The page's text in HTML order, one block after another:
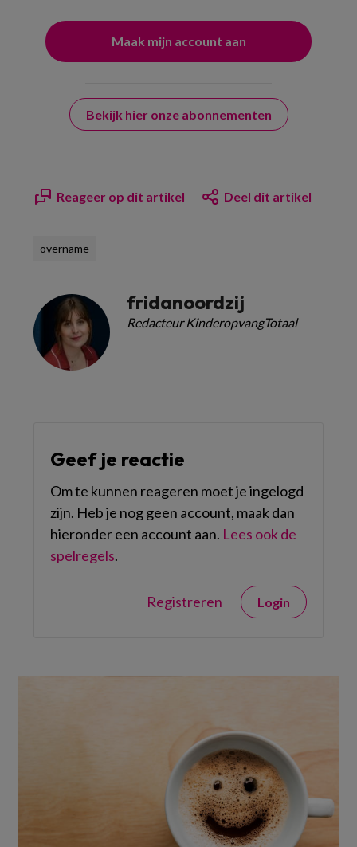
Bekijk hier onze abonnementen
Reageer op dit artikel Deel dit artikel
overname
fridanoordzij
Redacteur KinderopvangTotaal
Geef je reactie
Om te kunnen reageren moet je ingelogd
zijn. Heb je nog geen account, maak dan
hieronder een account aan. Lees ook de
spelregels.
Registreren Login